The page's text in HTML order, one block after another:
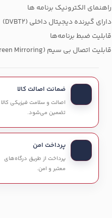
راهنمای الکترونیک برنامه ها
دارای گیرنده دیجیتال داخلی (DVBT2)
قابلیت ضبط برنامه‌ها
قابلیت اتصال بی سیم (Screen Mirroring)
ضمانت اصالت کالا
اصالت و سلامت فیزیکی کالا
تضمین می‌شود.
پرداخت امن
پرداخت از طریق درگاه‌های
معتبر و امن.